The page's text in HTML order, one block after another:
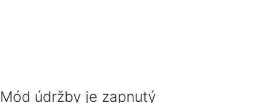
Mód údržby je zapnutý